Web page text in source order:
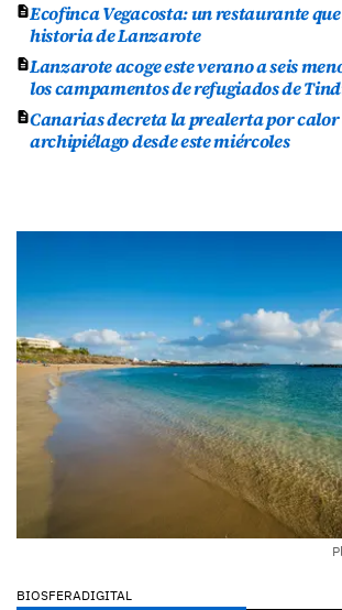
Ecofinca Vegacosta: un restaurante
historia de Lanzarote
Lanzarote acoge este verano a seis
los campamentos de refugiados de
Canarias decreta la prealerta por calor
archipiélago desde este miércoles
BIOSFERADIGITAL